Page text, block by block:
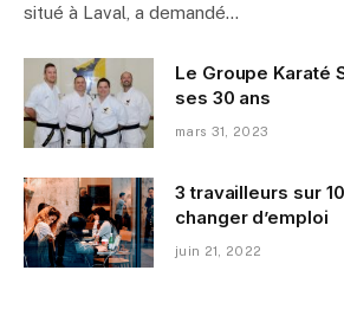
situé à Laval, a demandé…
Le Groupe Karaté
ses 30 ans
mars 31, 2023
3 travailleurs sur
changer d’emploi
juin 21, 2022